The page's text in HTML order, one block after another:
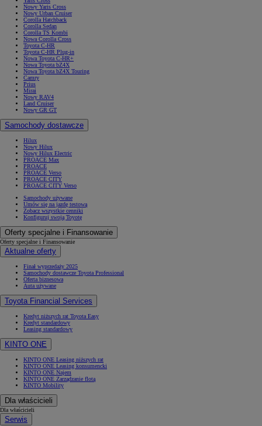
Nowy Yaris Cross
Nowy Urban Cruiser
Corolla Hatchback
Corolla Sedan
Corolla TS Kombi
Nowa Corolla Cross
Toyota C-HR
Toyota C-HR Plug-in
Nowa Toyota C-HR+
Nowa Toyota bZ4X
Nowa Toyota bZ4X Touring
Camry
Prius
Mirai
Nowy RAV4
Land Cruiser
Nowy GR GT
Samochody dostawcze
Hilux
Nowy Hilux
Nowy Hilux Electric
PROACE Max
PROACE
PROACE Verso
PROACE CITY
PROACE CITY Verso
Samochody używane
Umów się na jazdę testową
Zobacz wszystkie cenniki
Konfiguruj swoją Toyotę
Oferty specjalne i Finansowanie
Oferty specjalne i Finansowanie
Aktualne oferty
Finał wyprzedaży 2025
Samochody dostawcze Toyota Professional
Oferta biznesowa
Auta używane
Toyota Financial Services
Kredyt niższych rat Toyota Easy
Kredyt standardowy
Leasing standardowy
KINTO ONE
KINTO ONE Leasing niższych rat
KINTO ONE Leasing konsumencki
KINTO ONE Najem
KINTO ONE Zarządzanie flotą
KINTO Mobility
Dla właścicieli
Dla właścicieli
Serwis